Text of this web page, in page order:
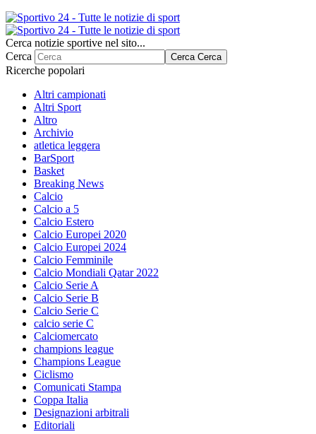
Cerca notizie sportive nel sito...
Cerca
Cerca Cerca
Ricerche popolari
Altri campionati
Altri Sport
Altro
Archivio
atletica leggera
BarSport
Basket
Breaking News
Calcio
Calcio a 5
Calcio Estero
Calcio Europei 2020
Calcio Europei 2024
Calcio Femminile
Calcio Mondiali Qatar 2022
Calcio Serie A
Calcio Serie B
Calcio Serie C
calcio serie C
Calciomercato
champions league
Champions League
Ciclismo
Comunicati Stampa
Coppa Italia
Designazioni arbitrali
Editoriali